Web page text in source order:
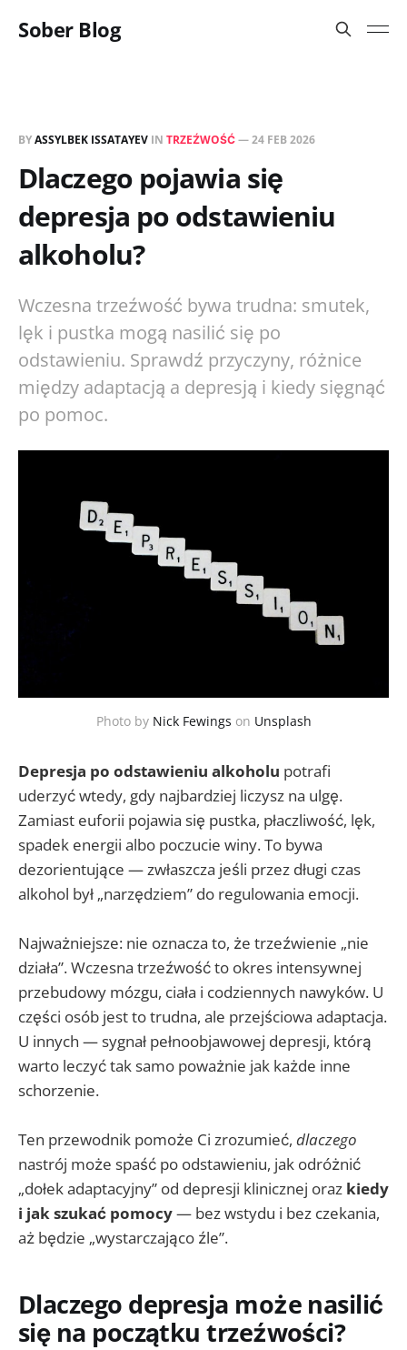
Sober Blog
BYASSYLBEK ISSATAYEV IN TRZEŹWOŚĆ—24 FEB 2026
Dlaczego pojawia się
depresja po odstawieniu
alkoholu?
Wczesna trzeźwość bywa trudna: smutek,
lęk i pustka mogą nasilić się po
odstawieniu. Sprawdź przyczyny, różnice
między adaptacją a depresją i kiedy sięgnąć
po pomoc.
Photo by Nick Fewings on Unsplash
Depresja po odstawieniu alkoholu potrafi
uderzyć wtedy, gdy najbardziej liczysz na ulgę.
Zamiast euforii pojawia się pustka, płaczliwość, lęk,
spadek energii albo poczucie winy. To bywa
dezorientujące — zwłaszcza jeśli przez długi czas
alkohol był „narzędziem” do regulowania emocji.
Najważniejsze: nie oznacza to, że trzeźwienie „nie
działa”. Wczesna trzeźwość to okres intensywnej
przebudowy mózgu, ciała i codziennych nawyków. U
części osób jest to trudna, ale przejściowa adaptacja.
U innych — sygnał pełnoobjawowej depresji, którą
warto leczyć tak samo poważnie jak każde inne
schorzenie.
Ten przewodnik pomoże Ci zrozumieć, dlaczego
nastrój może spaść po odstawieniu, jak odróżnić
„dołek adaptacyjny” od depresji klinicznej oraz kiedy
i jak szukać pomocy— bez wstydu i bez czekania,
aż będzie „wystarczająco źle”.
Dlaczego depresja może nasilić
się na początku trzeźwości?